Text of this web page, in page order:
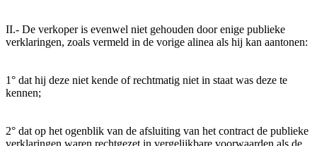
II.- De verkoper is evenwel niet gehouden door enige publieke
verklaringen, zoals vermeld in de vorige alinea als hij kan aantonen:
1° dat hij deze niet kende of rechtmatig niet in staat was deze te
kennen;
2° dat op het ogenblik van de afsluiting van het contract de publieke
verklaringen waren rechtgezet in vergelijkbare voorwaarden als de